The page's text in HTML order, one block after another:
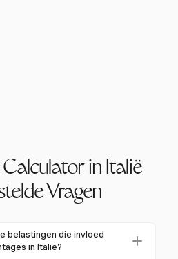
in Italië
Vragen
belastingen die invloed
in Italië?